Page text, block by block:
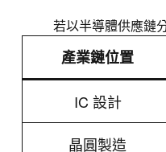
若以半導體供應鏈
產業鏈位置
IC 設計
晶圓製造